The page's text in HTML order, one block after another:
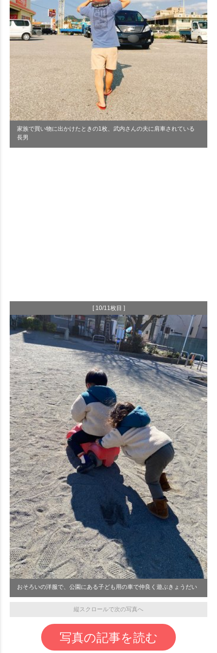
家族で買い物に出かけたときの1枚、武内さんの夫に肩車されている
長男
[ 10/11枚目 ]
おそろいの洋服で、公園にある子ども用の車で仲良く遊ぶきょうだい
縦スクロールで次の写真へ
写真の記事を読む